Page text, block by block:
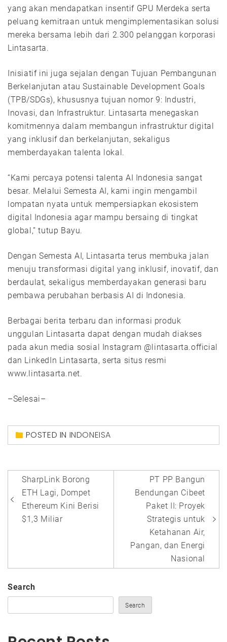
yang akan mendapatkan insentif GPU Merdeka serta
peluang kemitraan untuk mengimplementasikan solusi
mereka bersama lebih dari 2.300 pelanggan korporasi
Lintasarta.
Inisiatif ini juga sejalan dengan Tujuan Pembangunan
Berkelanjutan atau Sustainable Development Goals
(TPB/SDGs), khususnya tujuan nomor 9: Industri,
Inovasi, dan Infrastruktur. Lintasarta menegaskan
komitmennya dalam membangun infrastruktur digital
yang inklusif dan berkelanjutan, sekaligus
memberdayakan talenta lokal.
“Kami percaya potensi talenta AI Indonesia sangat
besar. Melalui Semesta AI, kami ingin mengambil
lompatan nyata untuk mempersiapkan ekosistem
digital Indonesia agar mampu bersaing di tingkat
global,” tutup Bayu.
Dengan Semesta AI, Lintasarta terus membuka jalan
menuju transformasi digital yang inklusif, inovatif, dan
berdaulat, sekaligus memberdayakan generasi baru
pembawa perubahan berbasis AI di Indonesia.
Berbagai berita terbaru dan informasi produk
unggulan Lintasarta dapat dengan mudah diakses
pada akun media sosial Instagram @lintasarta.official
dan LinkedIn Lintasarta, serta situs resmi
www.lintasarta.net.
–Selesai–
POSTED IN INDONEISA
Post
navigation
SharpLink Borong
ETH Lagi, Dompet
Ethereum Kini Berisi
$1,3 Miliar
PT PP Bangun
Bendungan Cibeet
Paket II: Proyek
Strategis untuk
Ketahanan Air,
Pangan, dan Energi
Nasional
Search
Search